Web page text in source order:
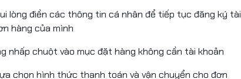
lòng điền các thông tin cá nhân để tiếp tục đăng ký tài
hàng của mình
nhấp chuột vào mục đặt hàng không cần tài khoản
chọn hình thức thanh toán và vận chuyển cho đơn